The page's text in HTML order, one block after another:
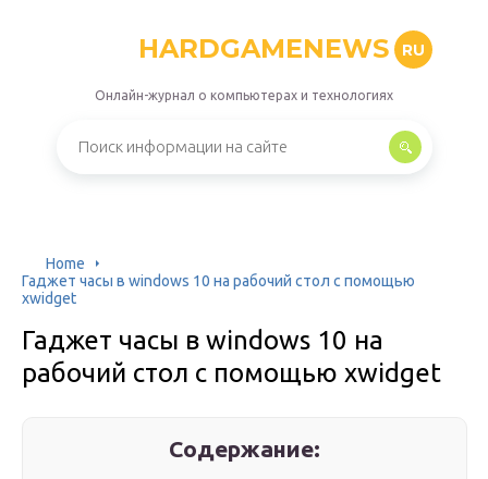
HARDGAMENEWS RU
Онлайн-журнал о компьютерах и технологиях
Home
Гаджет часы в windows 10 на рабочий стол с помощью
xwidget
Гаджет часы в windows 10 на
рабочий стол с помощью xwidget
Содержание: